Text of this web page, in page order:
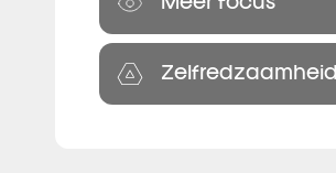
Zelfredzaamheid